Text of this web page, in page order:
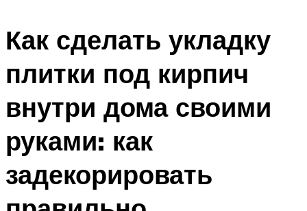
Как сделать укладку
плитки под кирпич
внутри дома своими
руками: как
задекорировать